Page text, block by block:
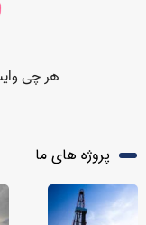
پروژه های ما